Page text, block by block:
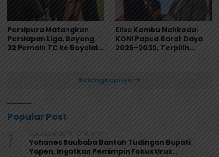
Persipura Matangkan
Persiapan Liga, Boyong
32 Pemain TC ke Boyolali
Elisa Kambu Nahkodai
KONI Papua Barat Daya
2026–2030, Terpilih
Selengkapnya
Popular Post
1 Agustus 6, 2026 1705 Lihat
Yohanes Raubaba Bantah Tudingan Bupati
Yapen, Ingatkan Pemimpin Fokus Urus